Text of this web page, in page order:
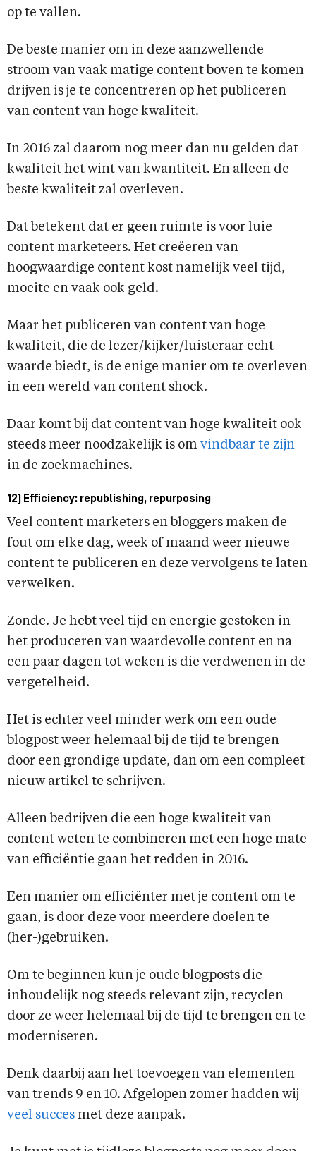
op te vallen.
De beste manier om in deze aanzwellende
stroom van vaak matige content boven te komen
drijven is je te concentreren op het publiceren
van content van hoge kwaliteit.
In 2016 zal daarom nog meer dan nu gelden dat
kwaliteit het wint van kwantiteit. En alleen de
beste kwaliteit zal overleven.
Dat betekent dat er geen ruimte is voor luie
content marketeers. Het creëeren van
hoogwaardige content kost namelijk veel tijd,
moeite en vaak ook geld.
Maar het publiceren van content van hoge
kwaliteit, die de lezer/kijker/luisteraar echt
waarde biedt, is de enige manier om te overleven
in een wereld van content shock.
Daar komt bij dat content van hoge kwaliteit ook
steeds meer noodzakelijk is om vindbaar te zijn
in de zoekmachines.
12) Efficiency: republishing, repurposing
Veel content marketers en bloggers maken de
fout om elke dag, week of maand weer nieuwe
content te publiceren en deze vervolgens te laten
verwelken.
Zonde. Je hebt veel tijd en energie gestoken in
het produceren van waardevolle content en na
een paar dagen tot weken is die verdwenen in de
vergetelheid.
Het is echter veel minder werk om een oude
blogpost weer helemaal bij de tijd te brengen
door een grondige update, dan om een compleet
nieuw artikel te schrijven.
Alleen bedrijven die een hoge kwaliteit van
content weten te combineren met een hoge mate
van efficiëntie gaan het redden in 2016.
Een manier om efficiënter met je content om te
gaan, is door deze voor meerdere doelen te
(her-)gebruiken.
Om te beginnen kun je oude blogposts die
inhoudelijk nog steeds relevant zijn, recyclen
door ze weer helemaal bij de tijd te brengen en te
moderniseren.
Denk daarbij aan het toevoegen van elementen
van trends 9 en 10. Afgelopen zomer hadden wij
veel succes met deze aanpak.